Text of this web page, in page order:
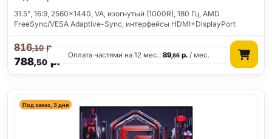
31.5", 16:9, 2560x1440, VA, изогнутый (1000R), 180 Гц, AMD
FreeSync/VESA Adaptive-Sync, интерфейсы HDMI+DisplayPort
788,50р.
816,10р.
Оплата частями на 12 мес.:89,86 р. / мес.
Под заказ, 3 дня